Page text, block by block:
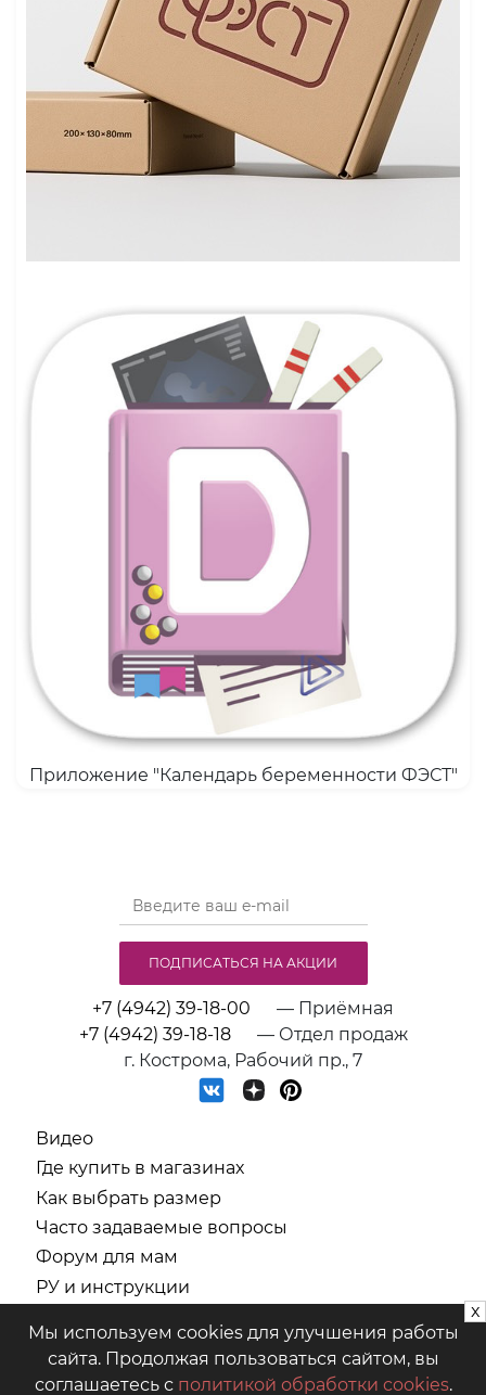
Приложение "Календарь беременности ФЭСТ"
+7 (4942) 39-18-00
— Приёмная
+7 (4942) 39-18-18
— Отдел продаж
г. Кострома, Рабочий пр., 7
Видео
Где купить в магазинах
Как выбрать размер
Часто задаваемые вопросы
Форум для мам
РУ и инструкции
Политика обработки персональных данных
ПОДПИСАТЬСЯ НА АКЦИИ
Мы используем cookies для улучшения работы
сайта. Продолжая пользоваться сайтом, вы
соглашаетесь с политикой обработки cookies.
x